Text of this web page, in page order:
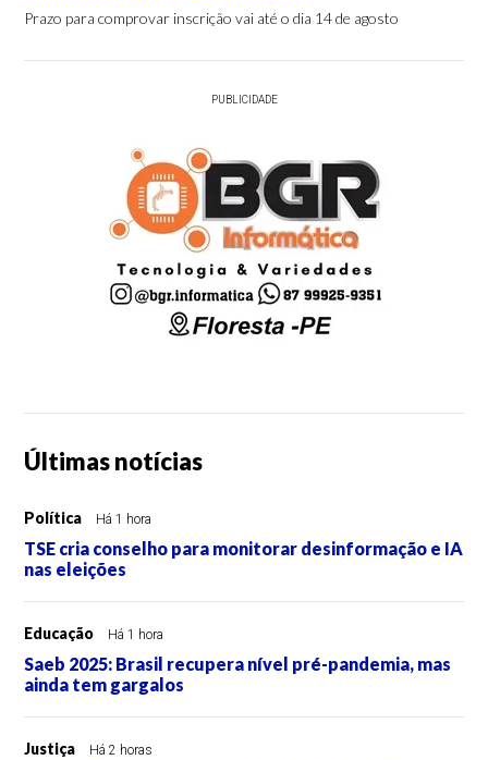
Prazo para comprovar inscrição vai até o dia 14 de agosto
PUBLICIDADE
Últimas notícias
Política Há 1 hora
TSE cria conselho para monitorar desinformação e IA
nas eleições
Educação Há 1 hora
Saeb 2025: Brasil recupera nível pré-pandemia, mas
ainda tem gargalos
Justiça Há 2 horas